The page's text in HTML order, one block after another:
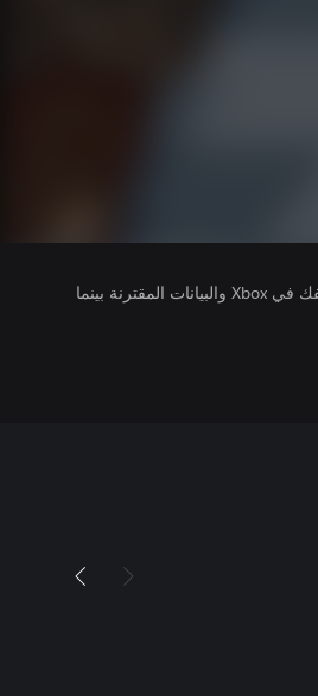
يتلقى ناشرو الألعاب التي تقوم بتشغيلها وصولاً إلى معلومات ملف تعريفك في Xbox والبيانات المقترنة بينما